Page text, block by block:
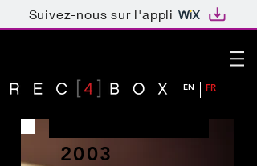
Suivez-nous sur l'appli
EN FR
2003